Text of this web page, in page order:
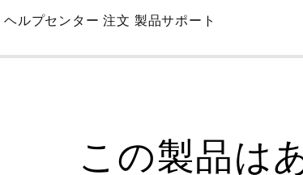
Skip
Main
ヘルプセンター 注文 製品サポート
この製品は